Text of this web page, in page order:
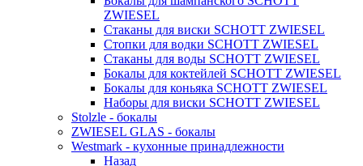
ZWIESEL
Стаканы для виски SCHOTT ZWIESEL
Стопки для водки SCHOTT ZWIESEL
Стаканы для воды SCHOTT ZWIESEL
Бокалы для коктейлей SCHOTT ZWIESEL
Бокалы для коньяка SCHOTT ZWIESEL
Наборы для виски SCHOTT ZWIESEL
Stolzle - бокалы
ZWIESEL GLAS - бокалы
Westmark - кухонные принадлежности
Назад